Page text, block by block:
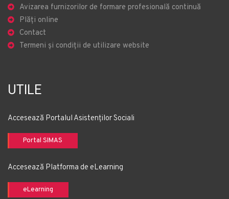
Avizarea furnizorilor de formare profesională continuă
Plăți online
Contact
Termeni și condiții de utilizare website
UTILE
Accesează Portalul Asistenților Sociali
Portal SIMAS
Accesează Platforma de eLearning
eLearning